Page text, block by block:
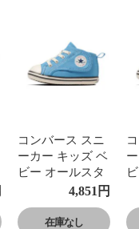
コンバース スニ
ーカー キッズ ベ
ビー オールスタ
ー イージーテー
プ 子供靴
CONVERSE
4,851 円
在庫なし